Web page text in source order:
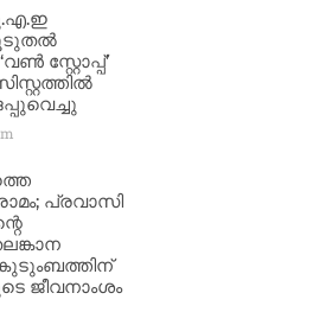
സ്റ്റോപ്പ്’
പ്രവാസി
ജീവനാംശം